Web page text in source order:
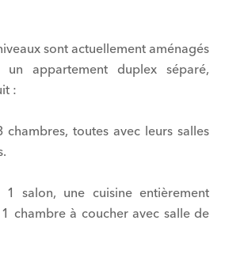
sont actuellement aménagés
appartement duplex séparé,
:
toutes avec leurs salles
salon, une cuisine entièrement
chambre à coucher avec salle de